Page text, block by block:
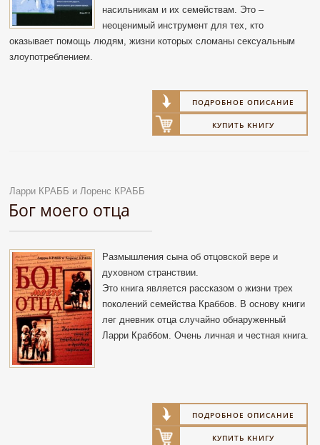
насильникам и их семействам. Это –
неоценимый инструмент для тех, кто
оказывает помощь людям, жизни которых сломаны сексуальным
злоупотреблением.
ПОДРОБНОЕ ОПИСАНИЕ
КУПИТЬ КНИГУ
Ларри КРАББ и Лоренс КРАББ
Бог моего отца
Размышления сына об отцовской вере и
духовном странствии.
Это книга является рассказом о жизни трех
поколений семейства Краббов. В основу книги
лег дневник отца случайно обнаруженный
Ларри Краббом. Очень личная и честная книга.
ПОДРОБНОЕ ОПИСАНИЕ
КУПИТЬ КНИГУ